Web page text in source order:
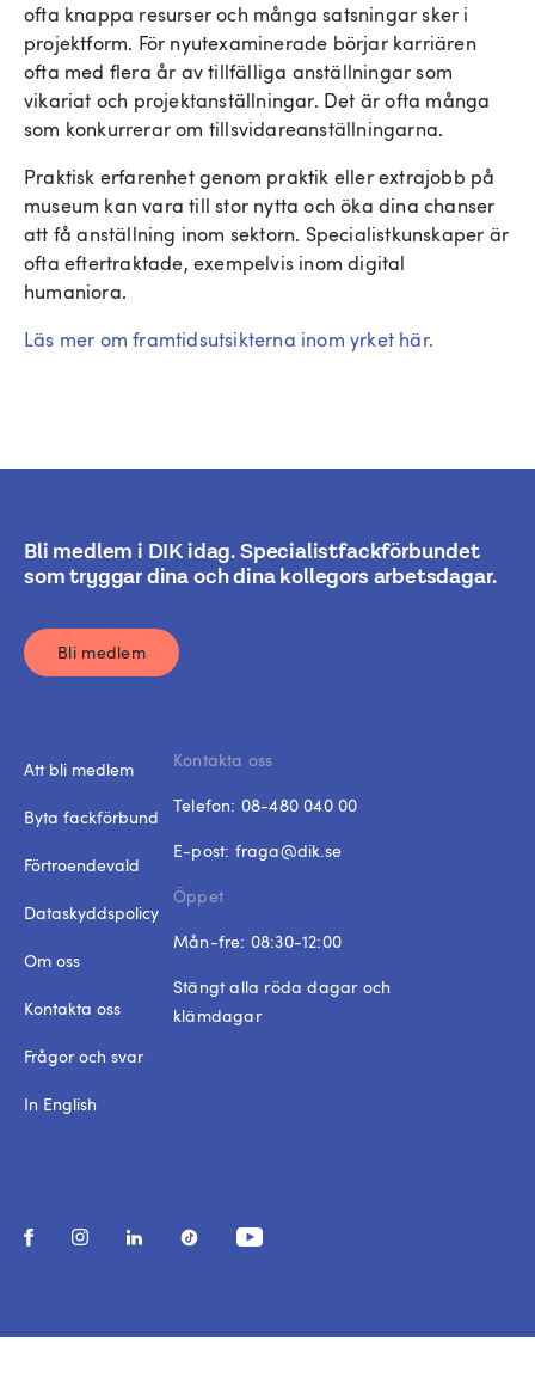
ofta knappa resurser och många satsningar sker i
projektform. För nyutexaminerade börjar karriären
ofta med flera år av tillfälliga anställningar som
vikariat och projektanställningar. Det är ofta många
som konkurrerar om tillsvidareanställningarna.
Praktisk erfarenhet genom praktik eller extrajobb på
museum kan vara till stor nytta och öka dina chanser
att få anställning inom sektorn. Specialistkunskaper är
ofta eftertraktade, exempelvis inom digital
humaniora.
Läs mer om framtidsutsikterna inom yrket här.
Bli medlem i DIK idag. Specialistfackförbundet
som tryggar dina och dina kollegors arbetsdagar.
Bli medlem
Att bli medlem
Byta fackförbund
Förtroendevald
Dataskyddspolicy
Om oss
Kontakta oss
Frågor och svar
In English
Kontakta oss
Telefon: 08-480 040 00
E-post: fraga@dik.se
Öppet
Mån-fre: 08:30-12:00
Stängt alla röda dagar och
klämdagar